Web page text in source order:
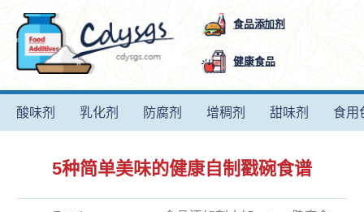
食品添加剂
健康食品
酸味剂 乳化剂 防腐剂 增稠剂 甜味剂 食用
5种简单美味的健康自制戳碗食谱